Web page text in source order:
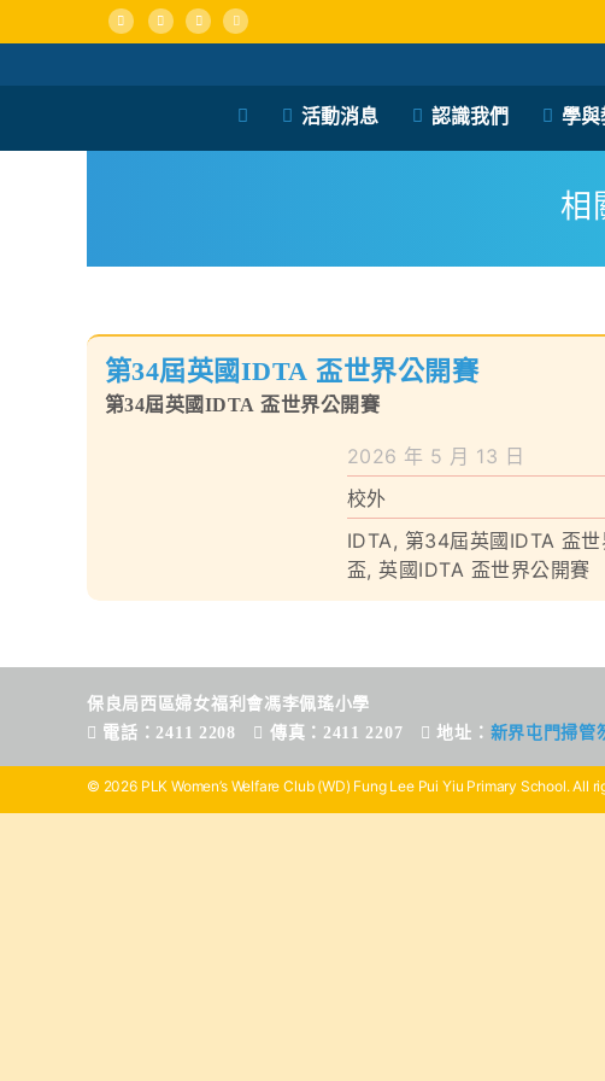
to
content
活動消息 認識我們 學與
相
第34屆英國IDTA 盃世界公開賽
第34屆英國IDTA 盃世界公開賽
2026 年 5 月 13 日
校外
IDTA, 第34屆英國IDTA 盃
盃,英國IDTA 盃世界公開賽
保良局西區婦女福利會馮李佩瑤小學
電話：2411 2208
傳真：2411 2207 地址： 新界屯門掃管
© 2026 PLK Women’s Welfare Club (WD) Fung Lee Pui Yiu Primary School. All